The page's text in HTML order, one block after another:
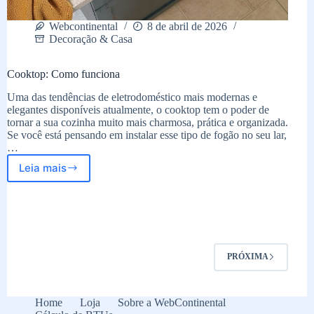
Webcontinental
8 de abril de 2026
Decoração & Casa
Cooktop: Como funciona
Uma das tendências de eletrodoméstico mais modernas e
elegantes disponíveis atualmente, o cooktop tem o poder de
tornar a sua cozinha muito mais charmosa, prática e organizada.
Se você está pensando em instalar esse tipo de fogão no seu lar,
…
Leia maisCooktop:
PRÓXIMA
Home Loja
Sobre a WebContinental